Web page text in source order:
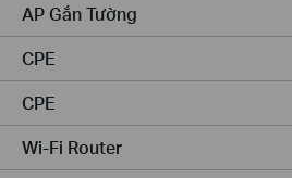
AP Gắn Tường
CPE
CPE
Wi-Fi Router